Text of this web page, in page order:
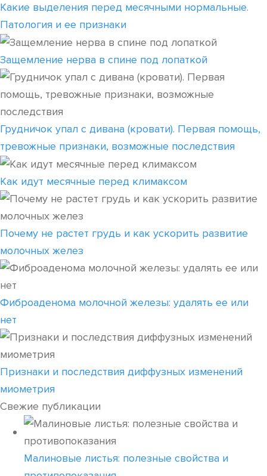
Какие выделения перед месячными нормальные.
Патология и ее признаки
Защемление нерва в спине под лопаткой
Грудничок упал с дивана (кровати). Первая помощь,
тревожные признаки, возможные последствия
Как идут месячные перед климаксом
Почему не растет грудь и как ускорить развитие
молочных желез
Фиброаденома молочной железы: удалять ее или
нет
Признаки и последствия диффузных изменений
миометрия
Свежие публикации
Малиновые листья: полезные свойства и